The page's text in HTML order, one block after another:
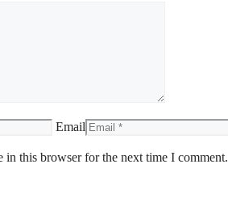
Email
in this browser for the next time I comment.